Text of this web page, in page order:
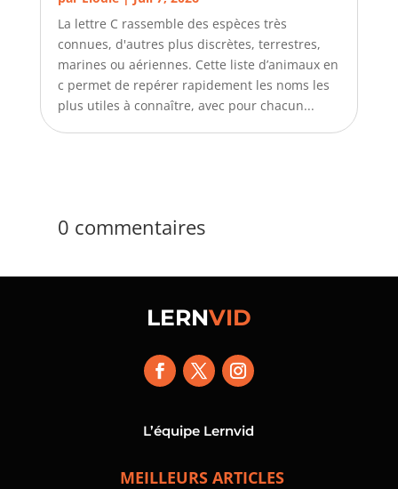
La lettre C rassemble des espèces très
connues, d'autres plus discrètes, terrestres,
marines ou aériennes. Cette liste d’animaux en
c permet de repérer rapidement les noms les
plus utiles à connaître, avec pour chacun...
0 commentaires
LERNVID
L’équipe Lernvid
MEILLEURS ARTICLES